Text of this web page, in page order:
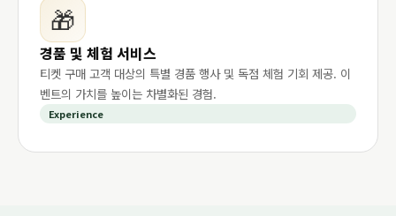
🎁
경품 및 체험 서비스
티켓 구매 고객 대상의 특별 경품 행사 및 독점 체험 기회 제공. 이
벤트의 가치를 높이는 차별화된 경험.
Experience